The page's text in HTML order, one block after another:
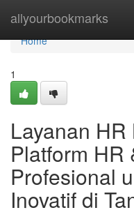
allyourbookmarks
Home
Home
1
Layanan HR
Platform HR
Profesional
Inovatif di